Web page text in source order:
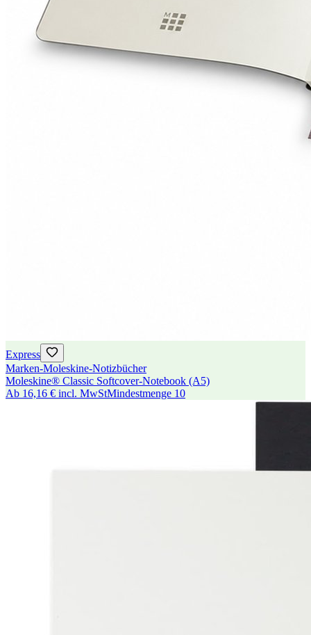
Express
Marken-Moleskine-Notizbücher
Moleskine® Classic Softcover-Notebook (A5)
Ab 16,16 € incl. MwStMindestmenge 10